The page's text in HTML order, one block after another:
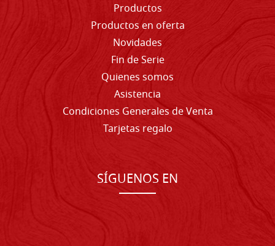
Productos
Productos en oferta
Novidades
Fin de Serie
Quienes somos
Asistencia
Condiciones Generales de Venta
Tarjetas regalo
SÍGUENOS EN